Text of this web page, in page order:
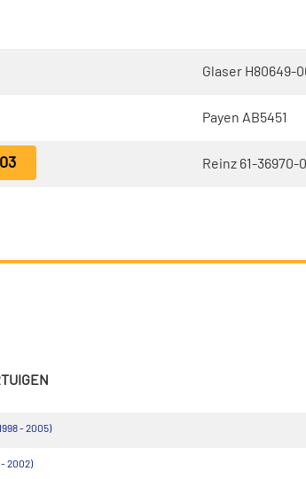
Glaser H80649-
Payen AB5451
Reinz 61-36970-
- 2005)
- 2002)